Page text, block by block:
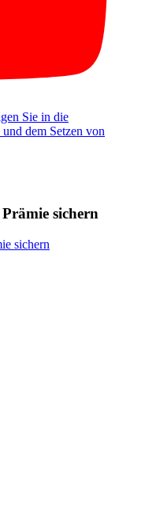
Sie in die
dem Setzen von
sichern